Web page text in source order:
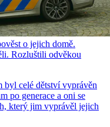
o jejich domě.
Rozluštili odvěkou
byl celé dětství vyprávěn
po generace a oni se
který jim vyprávěl jejich